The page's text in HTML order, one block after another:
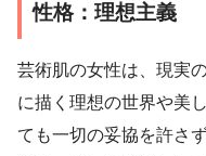
性格：理想主義
芸術肌の女性は、現実
に描く理想の世界や美
ても一切の妥協を許さ